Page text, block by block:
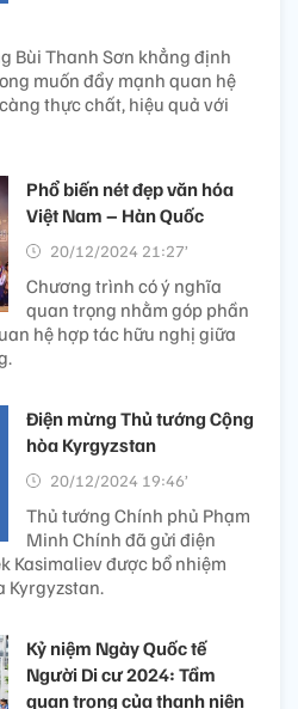
Bùi Thanh Sơn khẳng định
muốn đẩy mạnh quan hệ
thực chất, hiệu quả với
Phổ biến nét đẹp văn hóa
Việt Nam – Hàn Quốc
20/12/2024 21:27’
Chương trình có ý nghĩa
quan trọng nhằm góp phần
hệ hợp tác hữu nghị giữa
Điện mừng Thủ tướng Cộng
hòa Kyrgyzstan
20/12/2024 19:46’
Thủ tướng Chính phủ Phạm
Minh Chính đã gửi điện
Kasimaliev được bổ nhiệm
Kyrgyzstan.
Kỷ niệm Ngày Quốc tế
Người Di cư 2024: Tầm
quan trọng của thanh niên